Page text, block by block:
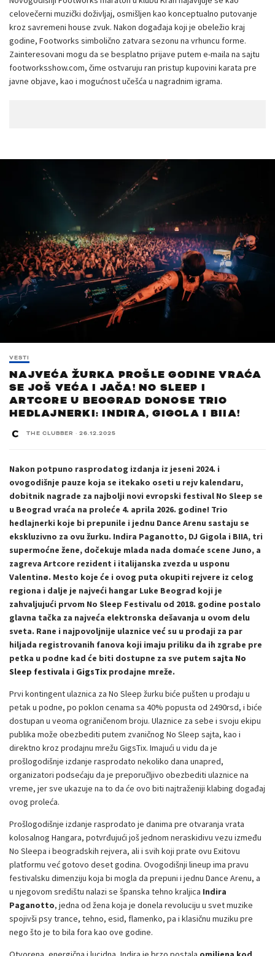
celovečerni muzički doživljaj, osmišljen kao konceptualno putovanje
kroz savremeni house zvuk. Nakon događaja koji je obeležio kraj
godine, Footworks simbolično zatvara sezonu na vrhuncu forme.
Zainteresovani mogu da se besplatno prijave putem e-maila na sajtu
footworksshow.com, čime ostvaruju ran pristup kupovini karata pre
javne objave, kao i mogućnost učešća u nagradnim igrama.
VESTI
NAJVEĆA ŽURKA PROŠLE GODINE VRAĆA
SE JOŠ VEĆA I JAČA! NO SLEEP I
ARTCORE U BEOGRAD DONOSE TRIO
HEDLAJNERKI: INDIRA, GIGOLA I BIIA!
THE CLUBBER · 26.12.2025
Nakon potpuno rasprodatog izdanja iz jeseni 2024. i
ovogodišnje pauze koja se itekako oseti u rejv kalendaru,
dobitnik nagrade za najbolji novi evropski festival No Sleep se
u Beograd vraća na proleće 4. aprila 2026. godine! Trio
hedlajnerki koje bi prepunile i jednu Dance Arenu sastaju se
ekskluzivno za ovu žurku. Indira Paganotto, DJ Gigola i BIIA, tri
supermoćne žene, dočekuje mlada nada domaće scene Juno, a
zagreva Artcore rezident i italijanska zvezda u usponu
Valentinø. Mesto koje će i ovog puta okupiti rejvere iz celog
regiona i dalje je najveći hangar Luke Beograd koji je
zahvaljujući prvom No Sleep Festivalu od 2018. godine postalo
glavna tačka za najveća elektronska dešavanja u ovom delu
sveta. Rane i najpovoljnije ulaznice već su u prodaji za par
hiljada registrovanih fanova koji imaju priliku da ih zgrabe pre
petka u podne kad će biti dostupne za sve putem sajta No
Sleep festivala i GigsTix prodajne mreže.
Prvi kontingent ulaznica za No Sleep žurku biće pušten u prodaju u
petak u podne, po poklon cenama sa 40% popusta od 2490rsd, i biće
dostupan u veoma ograničenom broju. Ulaznice za sebe i svoju ekipu
publika može obezbediti putem zvaničnog No Sleep sajta, kao i
direktno kroz prodajnu mrežu GigsTix. Imajući u vidu da je
prošlogodišnje izdanje rasprodato nekoliko dana unapred,
organizatori podsećaju da je preporučljivo obezbediti ulaznice na
vreme, jer sve ukazuje na to da će ovo biti najtraženiji klabing događaj
ovog proleća.
Prošlogodišnje izdanje rasprodato je danima pre otvaranja vrata
kolosalnog Hangara, potvrđujući još jednom neraskidivu vezu između
No Sleepa i beogradskih rejvera, ali i svih koji prate ovu Exitovu
platformu već gotovo deset godina. Ovogodišnji lineup ima pravu
festivalsku dimenziju koja bi mogla da prepuni i jednu Dance Arenu, a
u njegovom središtu nalazi se španska tehno kraljica Indira
Paganotto, jedna od žena koja je donela revoluciju u svet muzike
spojivši psy trance, tehno, esid, flamenko, pa i klasičnu muziku pre
nego što je to bila fora kao ove godine.